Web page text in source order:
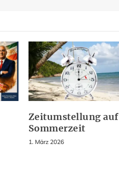
Zeitumstellung auf
Sommerzeit
1. März 2026